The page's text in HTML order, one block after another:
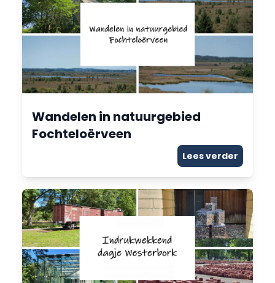
Wandelen in natuurgebied
Fochteloërveen
Lees verder